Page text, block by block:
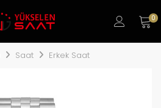
0
Saat Erkek Saat